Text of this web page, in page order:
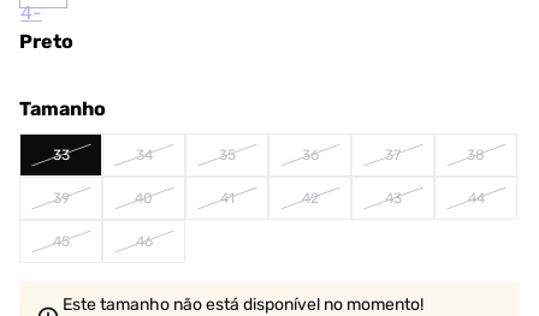
Preto
Tamanho
33 34 35 36 37 38
39 40 41 42 43 44
45 46
Este tamanho não está disponível no momento!